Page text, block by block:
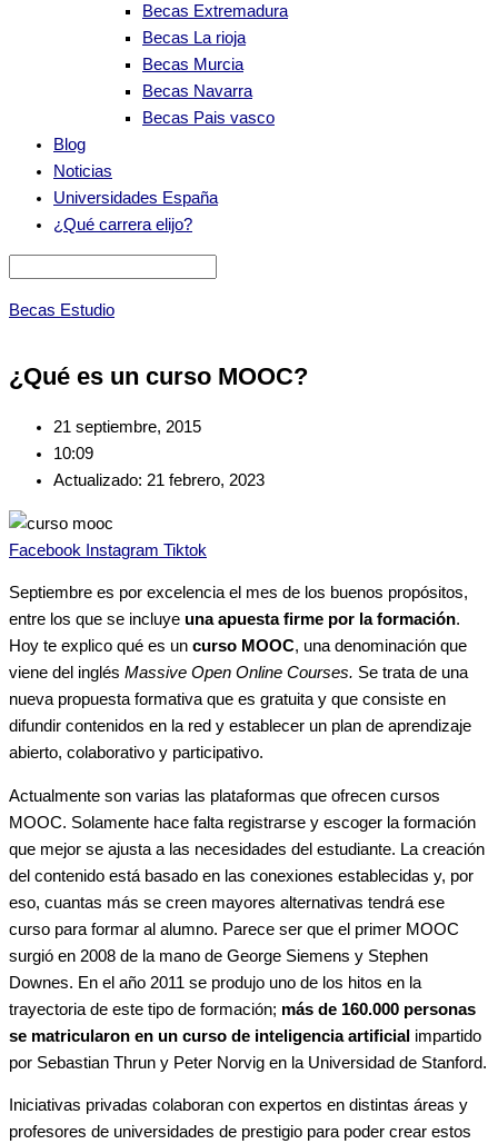
Becas Extremadura
Becas La rioja
Becas Murcia
Becas Navarra
Becas Pais vasco
Blog
Noticias
Universidades España
¿Qué carrera elijo?
Becas Estudio
¿Qué es un curso MOOC?
21 septiembre, 2015
10:09
Actualizado: 21 febrero, 2023
Facebook Instagram Tiktok
Septiembre es por excelencia el mes de los buenos propósitos,
entre los que se incluye una apuesta firme por la formación.
Hoy te explico qué es un curso MOOC, una denominación que
viene del inglés Massive Open Online Courses. Se trata de una
nueva propuesta formativa que es gratuita y que consiste en
difundir contenidos en la red y establecer un plan de aprendizaje
abierto, colaborativo y participativo.
Actualmente son varias las plataformas que ofrecen cursos
MOOC. Solamente hace falta registrarse y escoger la formación
que mejor se ajusta a las necesidades del estudiante. La creación
del contenido está basado en las conexiones establecidas y, por
eso, cuantas más se creen mayores alternativas tendrá ese
curso para formar al alumno. Parece ser que el primer MOOC
surgió en 2008 de la mano de George Siemens y Stephen
Downes. En el año 2011 se produjo uno de los hitos en la
trayectoria de este tipo de formación; más de 160.000 personas
se matricularon en un curso de inteligencia artificial impartido
por Sebastian Thrun y Peter Norvig en la Universidad de Stanford.
Iniciativas privadas colaboran con expertos en distintas áreas y
profesores de universidades de prestigio para poder crear estos